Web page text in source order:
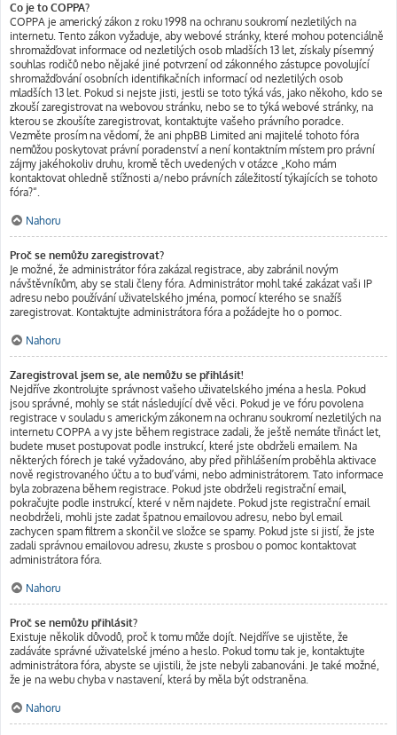
Co je to COPPA?
COPPA je americký zákon z roku 1998 na ochranu soukromí nezletilých na
internetu. Tento zákon vyžaduje, aby webové stránky, které mohou potenciálně
shromažďovat informace od nezletilých osob mladších 13 let, získaly písemný
souhlas rodičů nebo nějaké jiné potvrzení od zákonného zástupce povolující
shromažďování osobních identifikačních informací od nezletilých osob
mladších 13 let. Pokud si nejste jisti, jestli se toto týká vás, jako někoho, kdo se
zkouší zaregistrovat na webovou stránku, nebo se to týká webové stránky, na
kterou se zkoušíte zaregistrovat, kontaktujte vašeho právního poradce.
Vezměte prosím na vědomí, že ani phpBB Limited ani majitelé tohoto fóra
nemůžou poskytovat právní poradenství a není kontaktním místem pro právní
zájmy jakéhokoliv druhu, kromě těch uvedených v otázce „Koho mám
kontaktovat ohledně stížnosti a/nebo právních záležitostí týkajících se tohoto
fóra?“.
Nahoru
Proč se nemůžu zaregistrovat?
Je možné, že administrátor fóra zakázal registrace, aby zabránil novým
návštěvníkům, aby se stali členy fóra. Administrátor mohl také zakázat vaši IP
adresu nebo používání uživatelského jména, pomocí kterého se snažíš
zaregistrovat. Kontaktujte administrátora fóra a požádejte ho o pomoc.
Nahoru
Zaregistroval jsem se, ale nemůžu se přihlásit!
Nejdříve zkontrolujte správnost vašeho uživatelského jména a hesla. Pokud
jsou správné, mohly se stát následující dvě věci. Pokud je ve fóru povolena
registrace v souladu s americkým zákonem na ochranu soukromí nezletilých na
internetu COPPA a vy jste během registrace zadali, že ještě nemáte třináct let,
budete muset postupovat podle instrukcí, které jste obdrželi emailem. Na
některých fórech je také vyžadováno, aby před přihlášením proběhla aktivace
nově registrovaného účtu a to buď vámi, nebo administrátorem. Tato informace
byla zobrazena během registrace. Pokud jste obdrželi registrační email,
pokračujte podle instrukcí, které v něm najdete. Pokud jste registrační email
neobdrželi, mohli jste zadat špatnou emailovou adresu, nebo byl email
zachycen spam filtrem a skončil ve složce se spamy. Pokud jste si jistí, že jste
zadali správnou emailovou adresu, zkuste s prosbou o pomoc kontaktovat
administrátora fóra.
Nahoru
Proč se nemůžu přihlásit?
Existuje několik důvodů, proč k tomu může dojít. Nejdříve se ujistěte, že
zadáváte správné uživatelské jméno a heslo. Pokud tomu tak je, kontaktujte
administrátora fóra, abyste se ujistili, že jste nebyli zabanováni. Je také možné,
že je na webu chyba v nastavení, která by měla být odstraněna.
Nahoru